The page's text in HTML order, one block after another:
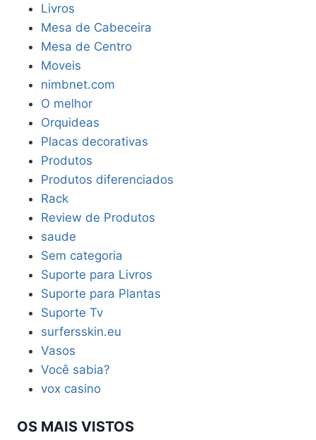
Livros
Mesa de Cabeceira
Mesa de Centro
Moveis
nimbnet.com
O melhor
Orquideas
Placas decorativas
Produtos
Produtos diferenciados
Rack
Review de Produtos
saude
Sem categoria
Suporte para Livros
Suporte para Plantas
Suporte Tv
surfersskin.eu
Vasos
Você sabia?
vox casino
OS MAIS VISTOS